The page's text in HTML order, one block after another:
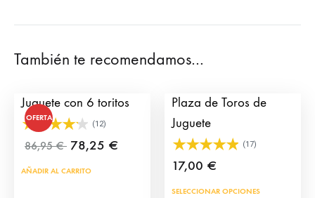
También te recomendamos…
OFERTA
Juguete con 6 toritos
(12)
86,95€ 78,25 €
AÑADIR AL CARRITO
Plaza de Toros de
Juguete
(17)
17,00 €
SELECCIONAR OPCIONES